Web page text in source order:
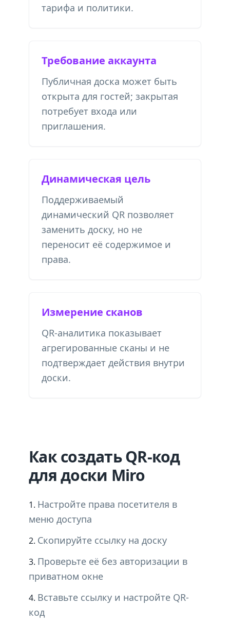
тарифа и политики.
Требование аккаунта
Публичная доска может быть
открыта для гостей; закрытая
потребует входа или
приглашения.
Динамическая цель
Поддерживаемый
динамический QR позволяет
заменить доску, но не
переносит её содержимое и
права.
Измерение сканов
QR-аналитика показывает
агрегированные сканы и не
подтверждает действия внутри
доски.
Как создать QR-код
для доски Miro
Настройте права посетителя в
меню доступа
Скопируйте ссылку на доску
Проверьте её без авторизации в
приватном окне
Вставьте ссылку и настройте QR-
код